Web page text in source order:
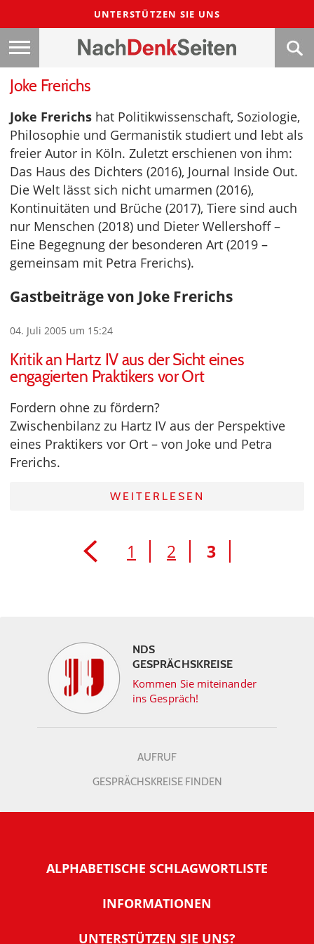
UNTERSTÜTZEN SIE UNS
Joke Frerichs
Joke Frerichs hat Politikwissenschaft, Soziologie,
Philosophie und Germanistik studiert und lebt als
freier Autor in Köln. Zuletzt erschienen von ihm:
Das Haus des Dichters (2016), Journal Inside Out.
Die Welt lässt sich nicht umarmen (2016),
Kontinuitäten und Brüche (2017), Tiere sind auch
nur Menschen (2018) und Dieter Wellershoff –
Eine Begegnung der besonderen Art (2019 –
gemeinsam mit Petra Frerichs).
Gastbeiträge von Joke Frerichs
04. Juli 2005 um 15:24
Kritik an Hartz IV aus der Sicht eines
engagierten Praktikers vor Ort
Fordern ohne zu fördern?
Zwischenbilanz zu Hartz IV aus der Perspektive
eines Praktikers vor Ort – von Joke und Petra
Frerichs.
WEITERLESEN
1 2 3
NDS
GESPRÄCHSKREISE
Kommen Sie miteinander
ins Gespräch!
AUFRUF
GESPRÄCHSKREISE FINDEN
ALPHABETISCHE SCHLAGWORTLISTE
INFORMATIONEN
Warum NachDenkSeiten
UNTERSTÜTZEN SIE UNS?